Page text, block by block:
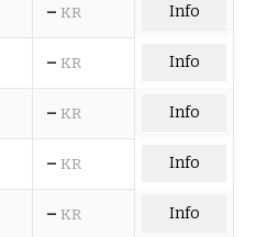
– KR Info
– KR Info
– KR Info
– KR Info
– KR Info